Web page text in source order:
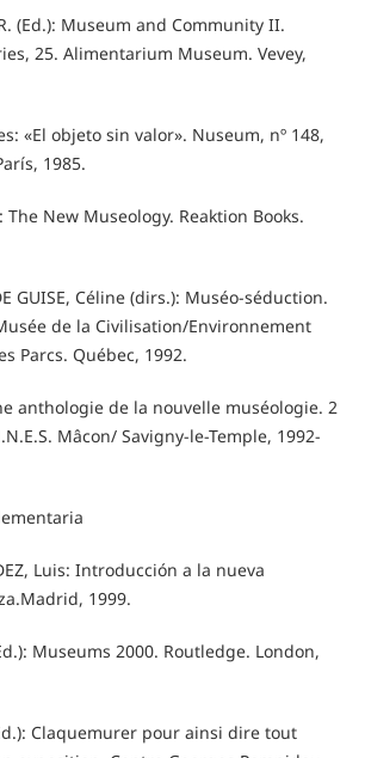
(Ed.): Museum and Community II.
25. Alimentarium Museum. Vevey,
«El objeto sin valor». Nuseum, nº 148,
1985.
The New Museology. Reaktion Books.
GUISE, Céline (dirs.): Muséo-séduction.
de la Civilisation/Environnement
Parcs. Québec, 1992.
anthologie de la nouvelle muséologie. 2
Mâcon/ Savigny-le-Temple, 1992-
Luis: Introducción a la nueva
1999.
Museums 2000. Routledge. London,
Claquemurer pour ainsi dire tout